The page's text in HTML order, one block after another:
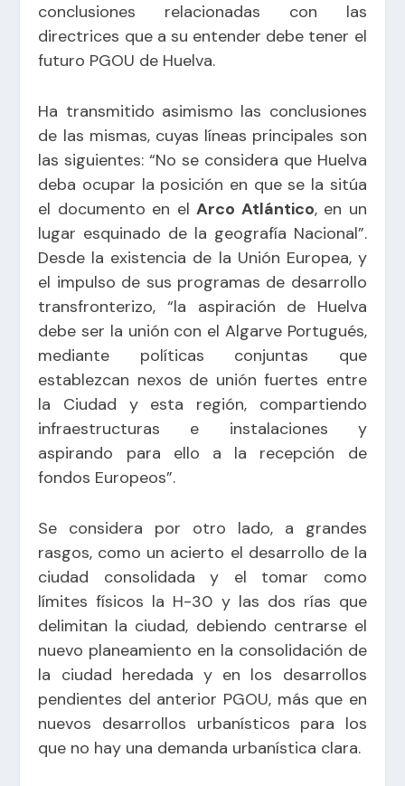
conclusiones relacionadas con las
directrices que a su entender debe tener el
futuro PGOU de Huelva.
Ha transmitido asimismo las conclusiones
de las mismas, cuyas líneas principales son
las siguientes: “No se considera que Huelva
deba ocupar la posición en que se la sitúa
el documento en elArco Atlántico, en un
lugar esquinado de la geografía Nacional”.
Desde la existencia de la Unión Europea, y
el impulso de sus programas de desarrollo
transfronterizo, “la aspiración de Huelva
debe ser la unión con el Algarve Portugués,
mediante políticas conjuntas que
establezcan nexos de unión fuertes entre
la Ciudad y esta región, compartiendo
infraestructuras e instalaciones y
aspirando para ello a la recepción de
fondos Europeos”.
Se considera por otro lado, a grandes
rasgos, como un acierto el desarrollo de la
ciudad consolidada y el tomar como
límites físicos la H-30 y las dos rías que
delimitan la ciudad, debiendo centrarse el
nuevo planeamiento en la consolidación de
la ciudad heredada y en los desarrollos
pendientes del anterior PGOU, más que en
nuevos desarrollos urbanísticos para los
que no hay una demanda urbanística clara.